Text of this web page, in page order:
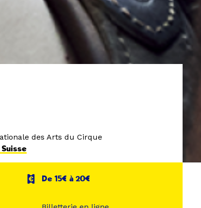
des Arts du Cirque
De 15€ à 20€